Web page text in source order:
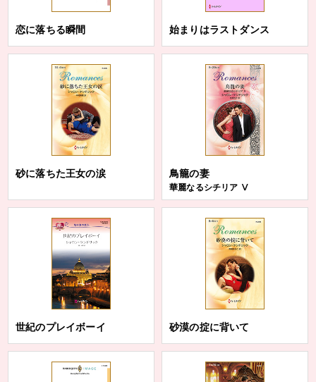
恋に落ちる瞬間 始まりはラストダンス
砂に落ちた王女の涙 鳥籠の妻
華麗なるシチリア Ⅴ
世紀のプレイボーイ 砂漠の掟に背いて